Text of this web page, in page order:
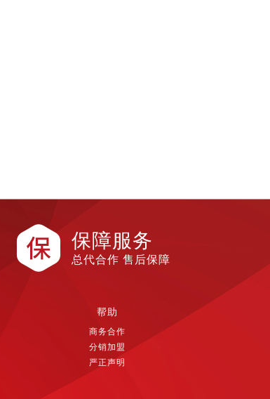
保障服务
总代合作 售后保障
帮助
商务合作
分销加盟
严正声明